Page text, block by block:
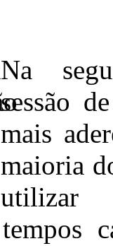
Na
sessão
mais
maioria